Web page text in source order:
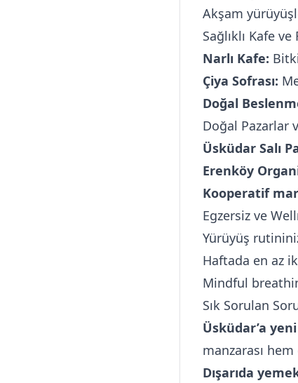
Akşam
Sağlıklı Kafe
Narlı Kafe:
Çiya Sofrası:
Doğal
Doğal Pazarlar
Üsküdar Salı
Erenköy
Kooperatif
Egzersiz ve
Yürüyüş
Haftada en az
Mindful
Sık Sorulan
Üsküdar’a
manzarası
Dışarıda